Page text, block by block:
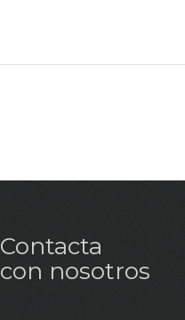
Contacta
con nosotros